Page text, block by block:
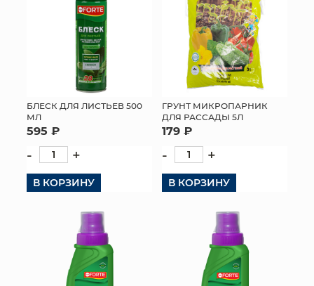
БЛЕСК ДЛЯ ЛИСТЬЕВ 500
МЛ
595 ₽
- +
В КОРЗИНУ
ГРУНТ МИКРОПАРНИК
ДЛЯ РАССАДЫ 5Л
179 ₽
- +
В КОРЗИНУ